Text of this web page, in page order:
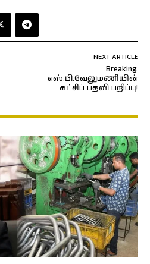
NEXT ARTICLE
Breaking:
எஸ்.பி.வேலுமணியின்
கட்சிப் பதவி பறிப்பு!